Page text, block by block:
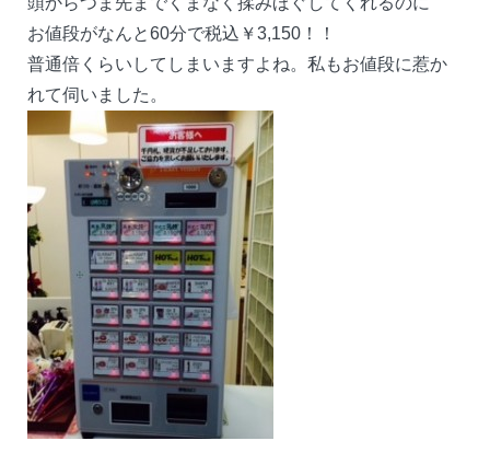
お値段がなんと60分で税込￥3,150！！
普通倍くらいしてしまいますよね。私もお値段に惹か
れて伺いました。